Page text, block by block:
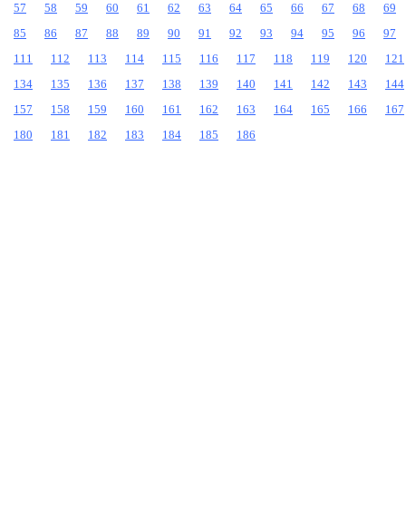
57
58 59 60 61 62 63 64 65 66 67 68
69
85
86 87 88 89 90 91 92 93 94 95 96
97
111
112 113 114 115 116 117 118 119 120
121
134
135 136 137 138 139 140 141 142 143
144
157
158 159 160 161 162 163 164 165 166
167
180
181 182 183 184 185 186